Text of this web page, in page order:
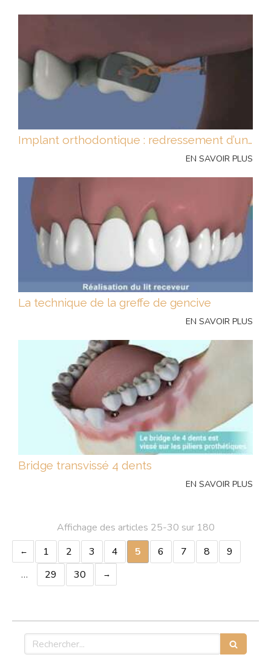
Implant orthodontique : redressement d’une molaire
EN SAVOIR PLUS
La technique de la greffe de gencive
EN SAVOIR PLUS
Bridge transvissé 4 dents
EN SAVOIR PLUS
Affichage des articles 25-30 sur 180
1
2 3 4 5 6 7 8
9
…
29 30
Rechercher